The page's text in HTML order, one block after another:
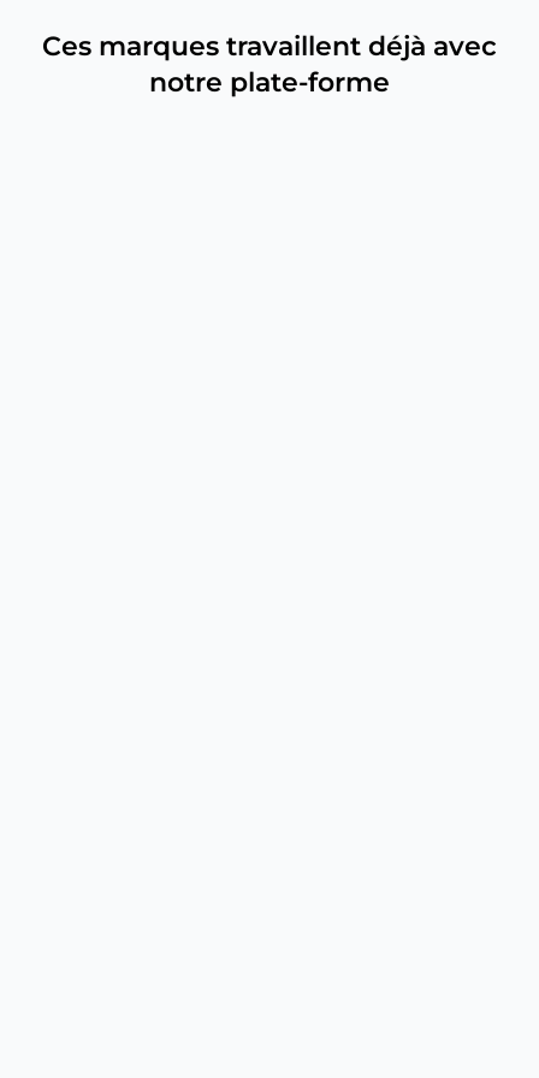
Ces marques travaillent déjà avec
notre plate-forme